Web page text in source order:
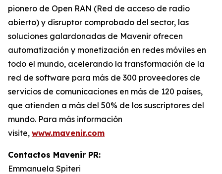
pionero de Open RAN (Red de acceso de radio
abierto) y disruptor comprobado del sector, las
soluciones galardonadas de Mavenir ofrecen
automatización y monetización en redes móviles en
todo el mundo, acelerando la transformación de la
red de software para más de 300 proveedores de
servicios de comunicaciones en más de 120 países,
que atienden a más del 50% de los suscriptores del
mundo. Para más información
visite, www.mavenir.com
Contactos Mavenir PR:
Emmanuela Spiteri